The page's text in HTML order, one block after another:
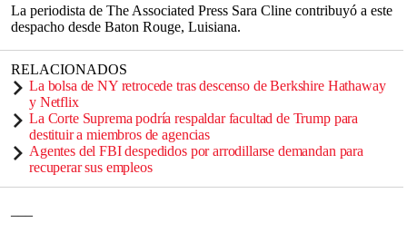
La periodista de The Associated Press Sara Cline contribuyó a este
despacho desde Baton Rouge, Luisiana.
RELACIONADOS
La bolsa de NY retrocede tras descenso de Berkshire Hathaway
y Netflix
La Corte Suprema podría respaldar facultad de Trump para
destituir a miembros de agencias
Agentes del FBI despedidos por arrodillarse demandan para
recuperar sus empleos